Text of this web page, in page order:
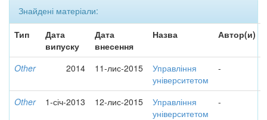
Знайдені матеріали:
Тип
Дата
випуску
Дата
внесення
Назва Автор(и)
Other 2014 11-лис-2015
Управління
університетом
-
Other 1-січ-2013 12-лис-2015
Управління
університетом
-